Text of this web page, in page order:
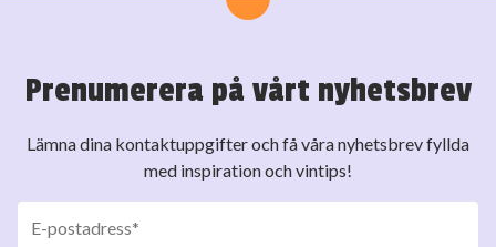
Prenumerera på vårt nyhetsbrev
Lämna dina kontaktuppgifter och få våra nyhetsbrev fyllda
med inspiration och vintips!